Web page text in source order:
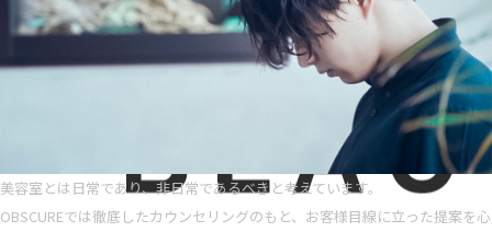
美容室とは日常であり、非日常であるべきと考えています。
OBSCUREでは徹底したカウンセリングのもと、お客様目線に立った提案を心